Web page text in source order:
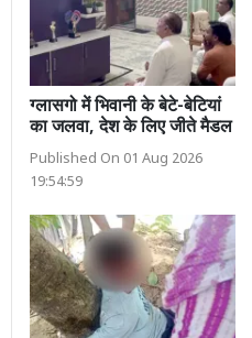
ग्लासगो में भिवानी के बेटे-बेटियां
का जलवा, देश के लिए जीते मैडल
Published On 01 Aug 2026
19:54:59